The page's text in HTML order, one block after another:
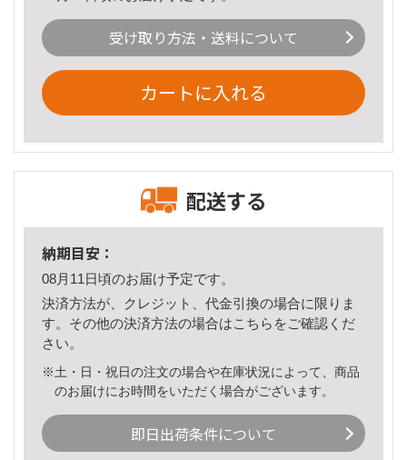
受け取り方法・送料について
カートに入れる
配送する
納期目安：
08月11日頃のお届け予定です。
決済方法が、クレジット、代金引換の場合に限りま
す。その他の決済方法の場合はこちら をご確認くだ
さい。
※土・日・祝日の注文の場合や在庫状況によって、商品
のお届けにお時間をいただく場合がございます。
即日出荷条件について